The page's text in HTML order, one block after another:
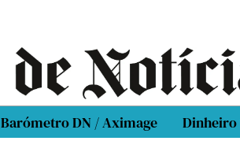
Barómetro DN / Aximage Dinheiro